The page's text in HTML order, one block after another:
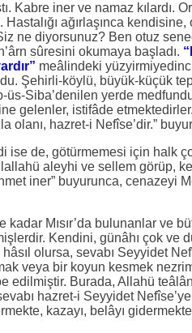
Kabre iner ve namaz kılardı.
ağırlaşınca kendisine,
ne diyorsunuz? Ben otuz
sûresini okumaya başladı.
meâlindeki
Şehirli-köylü, büyük-küçük
üs-Siba’denilen yerde
gelenler, istifâde
olanı, hazret-i Nefîse’dir.”
ise de, götürmemesi için halk
aleyhi ve sellem görüp,
iner” buyurunca, cenazeyi
Mısır’da bulunanlar ve
Kendini, günâhı çok ve
olursa, sevabı Seyyidet
veya bir koyun kesmek
Burada, Allahü
hazret-i Seyyidet
kazayı, belâyı